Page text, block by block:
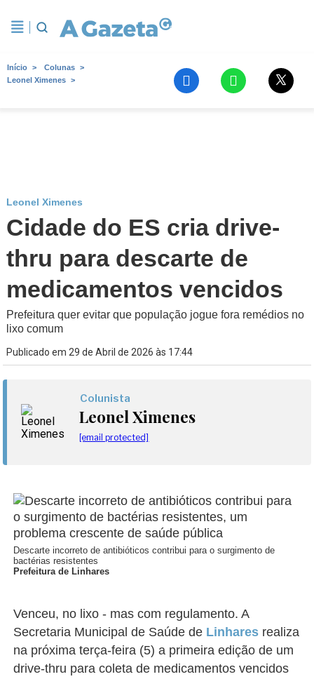
Início
Colunas
Leonel Ximenes
Leonel Ximenes
Cidade do ES cria drive-
thru para descarte de
medicamentos vencidos
Prefeitura quer evitar que população jogue fora remédios no
lixo comum
Publicado em 29 de Abril de 2026 às 17:44
Colunista
Leonel Ximenes
[email protected]
Descarte incorreto de antibióticos contribui para o surgimento de
bactérias resistentes
Prefeitura de Linhares
Venceu, no lixo - mas com regulamento. A
Secretaria Municipal de Saúde de Linhares realiza
na próxima terça-feira (5) a primeira edição de um
drive-thru para coleta de medicamentos vencidos